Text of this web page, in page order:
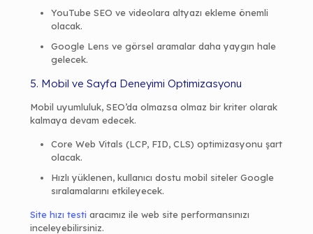
YouTube SEO ve videolara altyazı ekleme önemli
olacak.
Google Lens ve görsel aramalar daha yaygın hale
gelecek.
5. Mobil ve Sayfa Deneyimi Optimizasyonu
Mobil uyumluluk, SEO’da olmazsa olmaz bir kriter olarak
kalmaya devam edecek.
Core Web Vitals (LCP, FID, CLS) optimizasyonu şart
olacak.
Hızlı yüklenen, kullanıcı dostu mobil siteler Google
sıralamalarını etkileyecek.
Site hızı testi aracımız ile web site performansınızı
inceleyebilirsiniz.